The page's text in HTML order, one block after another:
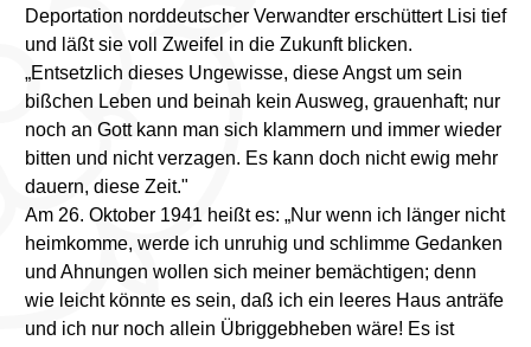
Deportation norddeutscher Verwandter erschüttert Lisi tief
und läßt sie voll Zweifel in die Zukunft blicken.
„Entsetzlich dieses Ungewisse, diese Angst um sein
bißchen Leben und beinah kein Ausweg, grauenhaft; nur
noch an Gott kann man sich klammern und immer wieder
bitten und nicht verzagen. Es kann doch nicht ewig mehr
dauern, diese Zeit."
Am 26. Oktober 1941 heißt es: „Nur wenn ich länger nicht
heimkomme, werde ich unruhig und schlimme Gedanken
und Ahnungen wollen sich meiner bemächtigen; denn
wie leicht könnte es sein, daß ich ein leeres Haus anträfe
und ich nur noch allein Übriggebheben wäre! Es ist